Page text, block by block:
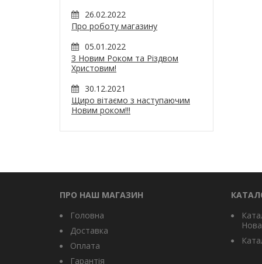
26.02.2022
Про роботу магазину
05.01.2022
З Новим Роком та Різдвом
Христовим!
30.12.2021
Щиро вітаємо з наступаючим
Новим роком!!!
ПРО НАШ МАГАЗИН
Головна
Доставка
Оплата
Гарантія